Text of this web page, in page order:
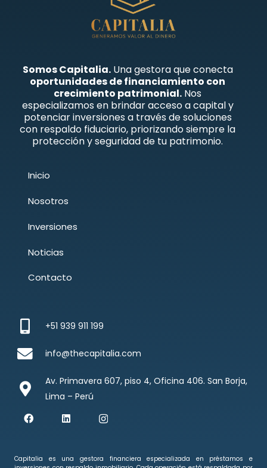
Somos Capitalia.Una gestora que conecta
oportunidades de financiamiento con
crecimiento patrimonial. Nos
especializamos en brindar acceso a capital y
potenciar inversiones a través de soluciones
con respaldo fiduciario, priorizando siempre la
protección y seguridad de tu patrimonio.
Inicio
Nosotros
Inversiones
Noticias
Contacto
+51 939 911 199
info@thecapitalia.com
Av. Primavera 607, piso 4, Oficina 406. San Borja,
Lima – Perú
Capitalia es una gestora financiera especializada en préstamos e